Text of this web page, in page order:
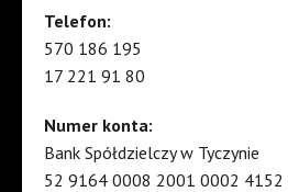
Telefon:
570 186 195
17 221 91 80
Numer konta:
Bank Spółdzielczy w Tyczynie
52 9164 0008 2001 0002 4152